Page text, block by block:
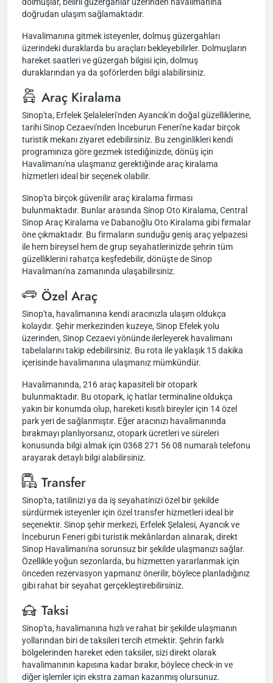
doğrudan ulaşım sağlamaktadır.
Havalimanına gitmek isteyenler, dolmuş güzergahları
üzerindeki duraklarda bu araçları bekleyebilirler. Dolmuşların
hareket saatleri ve güzergah bilgisi için, dolmuş
duraklarından ya da şoförlerden bilgi alabilirsiniz.
Araç Kiralama
Sinop'ta, Erfelek Şelaleleri'nden Ayancık'ın doğal güzelliklerine,
tarihi Sinop Cezaevi'nden İnceburun Feneri'ne kadar birçok
turistik mekanı ziyaret edebilirsiniz. Bu zenginlikleri kendi
programınıza göre gezmek istediğinizde, dönüş için
Havalimanı'na ulaşmanız gerektiğinde araç kiralama
hizmetleri ideal bir seçenek olabilir.
Sinop'ta birçok güvenilir araç kiralama firması
bulunmaktadır. Bunlar arasında Sinop Oto Kiralama, Central
Sinop Araç Kiralama ve Dabanoğlu Oto Kiralama gibi firmalar
öne çıkmaktadır. Bu firmaların sunduğu geniş araç yelpazesi
ile hem bireysel hem de grup seyahatlerinizde şehrin tüm
güzelliklerini rahatça keşfedebilir, dönüşte de Sinop
Havalimanı'na zamanında ulaşabilirsiniz.
Özel Araç
Sinop'ta, havalimanına kendi aracınızla ulaşım oldukça
kolaydır. Şehir merkezinden kuzeye, Sinop Efelek yolu
üzerinden, Sinop Cezaevi yönünde ilerleyerek havalimanı
tabelalarını takip edebilirsiniz. Bu rota ile yaklaşık 15 dakika
içerisinde havalimanına ulaşmanız mümkündür.
Havalimanında, 216 araç kapasiteli bir otopark
bulunmaktadır. Bu otopark, iç hatlar terminaline oldukça
yakın bir konumda olup, hareketi kısıtlı bireyler için 14 özel
park yeri de sağlanmıştır. Eğer aracınızı havalimanında
bırakmayı planlıyorsanız, otopark ücretleri ve süreleri
konusunda bilgi almak için 0368 271 56 08 numaralı telefonu
arayarak detaylı bilgi alabilirsiniz.
Transfer
Sinop'ta, tatilinizi ya da iş seyahatinizi özel bir şekilde
sürdürmek isteyenler için özel transfer hizmetleri ideal bir
seçenektir. Sinop şehir merkezi, Erfelek Şelalesi, Ayancık ve
İnceburun Feneri gibi turistik mekânlardan alınarak, direkt
Sinop Havalimanı'na sorunsuz bir şekilde ulaşmanızı sağlar.
Özellikle yoğun sezonlarda, bu hizmetten yararlanmak için
önceden rezervasyon yapmanız önerilir, böylece planladığınız
gibi rahat bir seyahat gerçekleştirebilirsiniz.
Taksi
Sinop'ta, havalimanına hızlı ve rahat bir şekilde ulaşmanın
yollarından biri de taksileri tercih etmektir. Şehrin farklı
bölgelerinden hareket eden taksiler, sizi direkt olarak
havalimanının kapısına kadar bırakır, böylece check-in ve
diğer işlemler için ekstra zaman kazanmış olursunuz.